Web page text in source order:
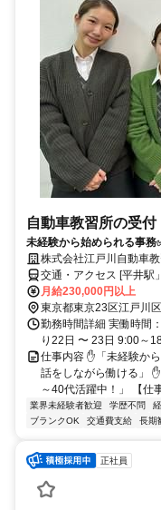
自動車教習所の受
未経験から始められる事務
株式会社江戸川自動車
交通・アクセス [平井駅
月給230,000円以上
東京都東京23区江戸川区
勤務時間詳細 実働時間
り22日 〜 23日 9:00～
仕事内容 ✋「未経験か
話をしながら働ける」
～40代活躍中！」 【仕
業界未経験者歓迎 学歴不問
ブランクOK
交通費支給 長期
正社員